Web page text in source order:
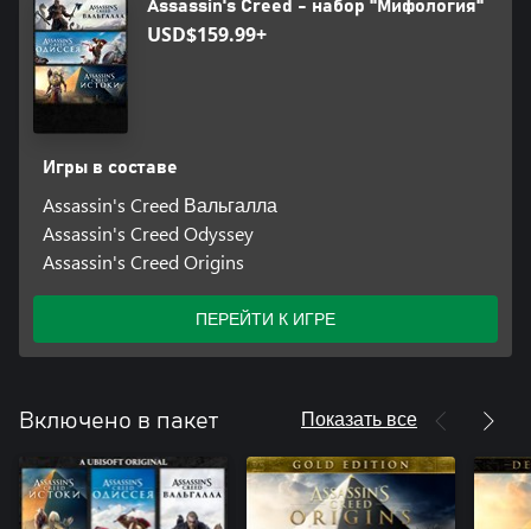
Assassin's Creed - набор "Мифология"
USD$159.99+
Игры в составе
Assassin's Creed Вальгалла
Assassin's Creed Odyssey
Assassin's Creed Origins
ПЕРЕЙТИ К ИГРЕ
Включено в пакет Показать все